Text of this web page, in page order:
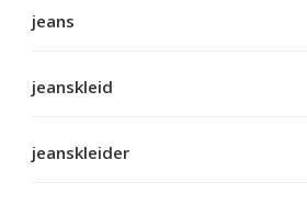
jeans
jeanskleid
jeanskleider